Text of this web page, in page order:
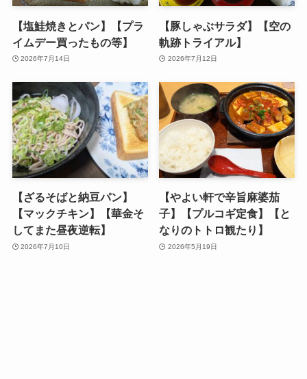
【塩鮭焼きとパン】【プラ
イムデー買ったもの等】
2026年7月14日
【豚しゃぶサラダ】【空の
軌跡トライアル】
2026年7月12日
【ざるそばと納豆パン】
【マックチキン】【華金そ
してまた昼夜逆転】
2026年7月10日
【やよい軒で辛旨麻婆茄
子】【プルコギ定食】【と
なりのトトロ観たり】
2026年5月19日